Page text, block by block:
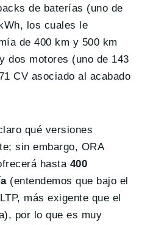
de baterías (uno de
los cuales le
de 400 km y 500 km
dos motores (uno de 143
CV asociado al acabado
qué versiones
sin embargo, ORA
hasta 400
(entendemos que bajo el
más exigente que el
por lo que es muy